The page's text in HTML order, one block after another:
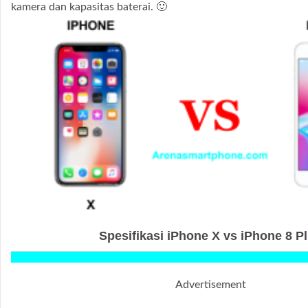
kamera dan kapasitas baterai. 🙂
Spesifikasi iPhone X vs iPhone 8
Advertisement